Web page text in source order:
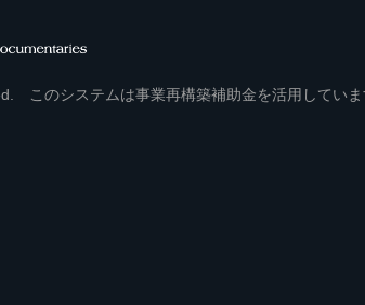
このシステムは事業再構築補助金を活用していま